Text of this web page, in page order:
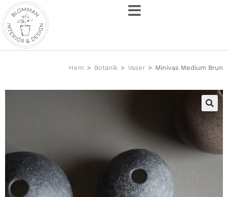
Hem > Botanik > Vaser > Minivas Medium Brun
🔍